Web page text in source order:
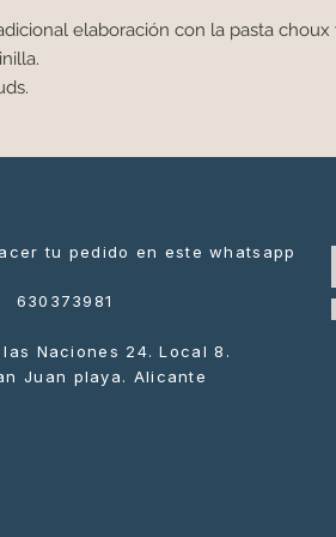
elaboración con la pasta
tu pedido en este whatsapp
630373981
Naciones 24. Local 8.
Juan playa. Alicante